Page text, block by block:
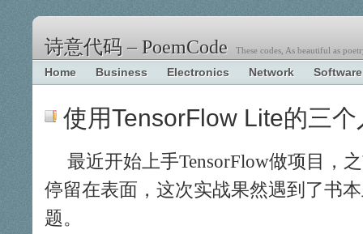
诗意代码 – PoemCode These codes, As beautiful as
Home Business Electronics Network Software
使用TensorFlow Lite的三
最近开始上手TensorFlow做项目，
停留在表面，这次实战果然遇到了书
题。